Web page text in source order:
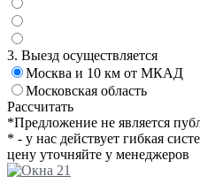
3. Выезд осуществляется
Москва и 10 км от МКАД
Московская область
Рассчитать
*Предложение не является
* - у нас действует гибкая
цену уточняйте у менеджеров